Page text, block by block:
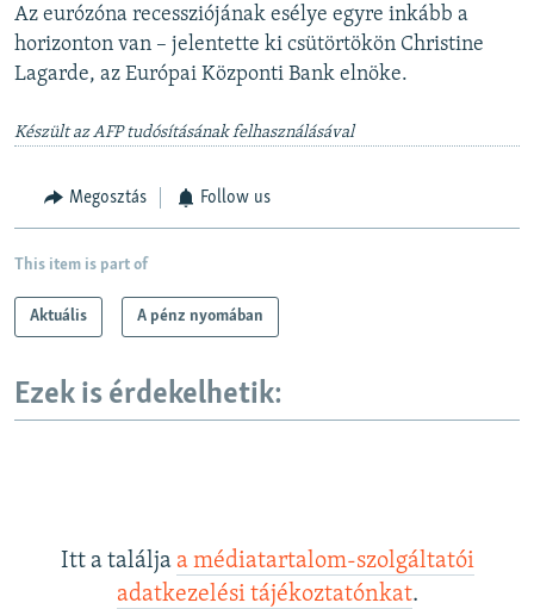
Az eurózóna recessziójának esélye egyre inkább a
horizonton van – jelentette ki csütörtökön Christine
Lagarde, az Európai Központi Bank elnöke.
Készült az AFP tudósításának felhasználásával
Megosztás Follow us
This item is part of
Aktuális A pénz nyomában
Ezek is érdekelhetik:
Itt a találja a médiatartalom-szolgáltatói
adatkezelési tájékoztatónkat.